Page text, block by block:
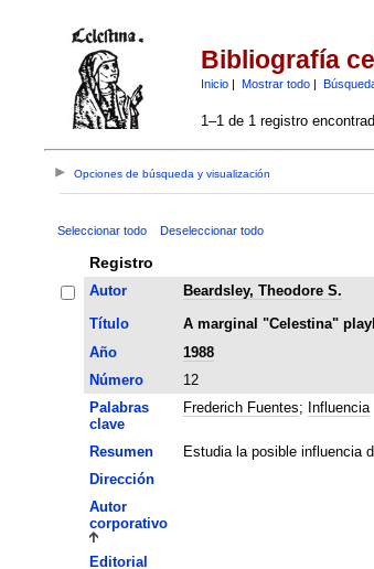
Bibliografía
Inicio| Mostrar todo|
1–1 de 1 registro
Opciones de búsqueda y visualización
Seleccionar todo Deseleccionar todo
Registro
Autor
Beardsley, Theodore S.
Título
A marginal "Celestina"
Año
1988
Número
12
Palabras
clave
Frederich Fuentes; Influencia
Resumen
Estudia la posible influencia
Dirección
Autor
corporativo
Editorial